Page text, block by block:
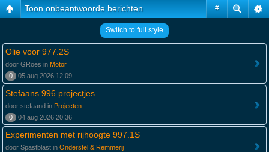
#
Toon onbeantwoorde berichten
Switch to full style
Olie voor 977.2S
door GRoes in Motor
0
05 aug 2026 12:09
Stefaans 996 projectjes
door stefaand in Projecten
0
04 aug 2026 20:36
Experimenten met rijhoogte 997.1S
door Spastblast in Onderstel & Remmerij